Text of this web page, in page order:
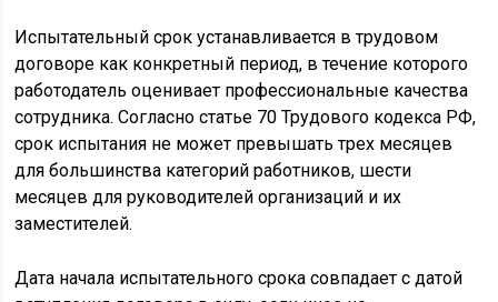
Испытательный срок устанавливается в трудовом
договоре как конкретный период, в течение которого
работодатель оценивает профессиональные качества
сотрудника. Согласно статье 70 Трудового кодекса РФ,
срок испытания не может превышать трех месяцев
для большинства категорий работников, шести
месяцев для руководителей организаций и их
заместителей.
Дата начала испытательного срока совпадает с датой